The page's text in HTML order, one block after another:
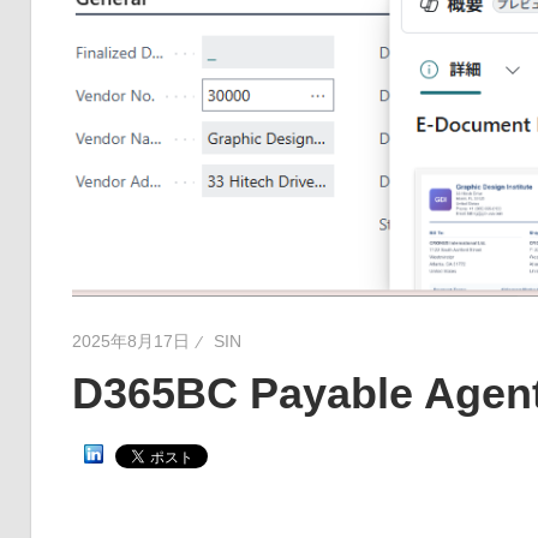
2025年8月17日 SIN
D365BC Payable